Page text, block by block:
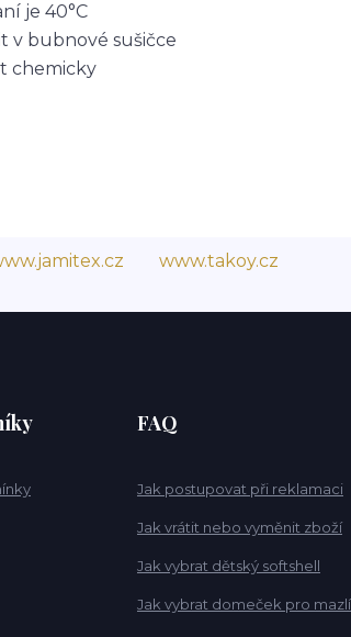
je 40°C
v bubnové sušičce
chemicky
www.takoy.cz
FAQ
Jak postupovat při reklamaci
Jak vrátit nebo vyměnit zboží
Jak vybrat dětský softshell
Jak vybrat domeček pro